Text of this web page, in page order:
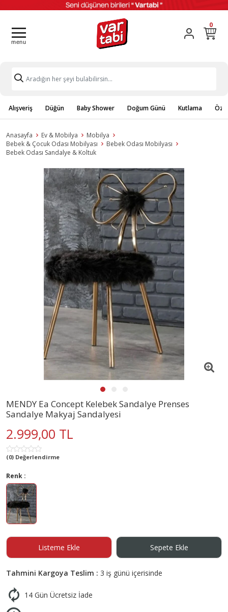
0
Alışveriş Düğün Baby Shower Doğum Günü Kutlama
Anasayfa Ev & Mobilya
Mobilya
Bebek & Çocuk Odası Mobilyası
Bebek Odası Mobilyası
Bebek Odası Sandalye & Koltuk
MENDY Ea Concept Kelebek Sandalye Prenses
Sandalye Makyaj Sandalyesi
2.999,00 TL
(0) Değerlendirme
Renk :
Listeme Ekle Sepete Ekle
Tahmini Kargoya Teslim : 3 iş günü içerisinde
14 Gün Ücretsiz İade